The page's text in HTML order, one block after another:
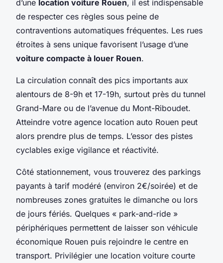
d’une location voiture Rouen, il est indispensable
de respecter ces règles sous peine de
contraventions automatiques fréquentes. Les rues
étroites à sens unique favorisent l’usage d’une
voiture compacte à louer Rouen.
La circulation connaît des pics importants aux
alentours de 8-9h et 17-19h, surtout près du tunnel
Grand-Mare ou de l’avenue du Mont-Riboudet.
Atteindre votre agence location auto Rouen peut
alors prendre plus de temps. L’essor des pistes
cyclables exige vigilance et réactivité.
Côté stationnement, vous trouverez des parkings
payants à tarif modéré (environ 2€/soirée) et de
nombreuses zones gratuites le dimanche ou lors
de jours fériés. Quelques « park-and-ride »
périphériques permettent de laisser son véhicule
économique Rouen puis rejoindre le centre en
transport. Privilégier une location voiture courte